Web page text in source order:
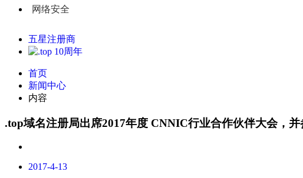
网络安全
五星注册商
首页
新闻中心
内容
.top域名注册局出席2017年度 CNNIC行业合作伙伴大会，
2017-4-13